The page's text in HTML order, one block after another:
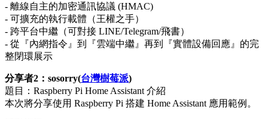
- 離線自主的加密通訊協議 (HMAC)
- 可擴充的執行載體（王權之手）
- 跨平台中繼（可對接 LINE/Telegram/飛書）
- 從『內網指令』到『雲端中繼』再到『實體設備回應』的完
整閉環展示
分享者2：sosorry(台灣樹莓派)
題目：Raspberry Pi Home Assistant 介紹
本次將分享使用 Raspberry Pi 搭建 Home Assistant 應用範例。